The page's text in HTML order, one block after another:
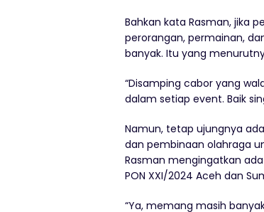
Bahkan kata Rasman, jika
perorangan, permainan,
banyak. Itu yang
“Disamping cabor yang
dalam setiap event. Baik
Namun, tetap ujungnya
dan pembinaan olahraga
Rasman mengingatkan
PON XXI/2024 Aceh dan
“Ya, memang masih